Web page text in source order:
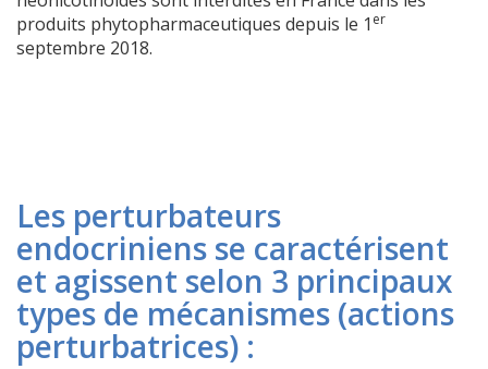
produits phytopharmaceutiques depuis le 1 er
septembre 2018.
Les perturbateurs
endocriniens se caractérisent
et agissent selon 3 principaux
types de mécanismes (actions
perturbatrices) :